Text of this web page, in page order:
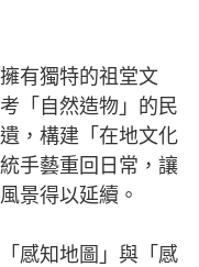
有獨特的祖堂文
「自然造物」的民
，構建「在地文化
手藝重回日常，讓
景得以延續。
感知地圖」與「感